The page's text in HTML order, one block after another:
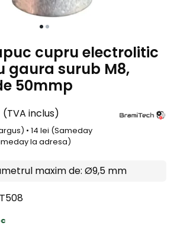
cupru electrolitic
gaura surub M8,
50mmp
(TVA inclus)
• 14 lei (Sameday
la adresa)
maxim de: Ø9,5 mm